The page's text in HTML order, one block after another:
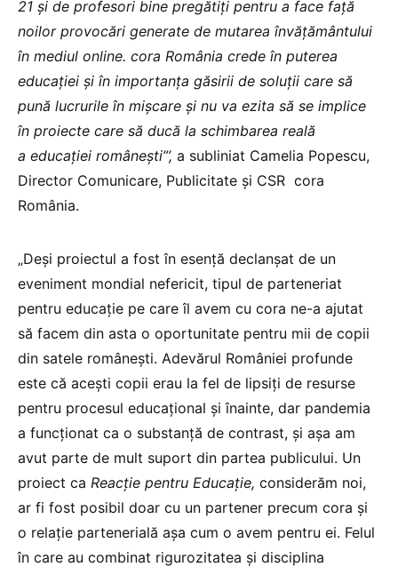
21 și de profesori bine pregătiți pentru a face față
noilor provocări generate de mutarea învățământului
în mediul online. cora România crede în puterea
educației și în importanța găsirii de soluții care să
pună lucrurile în mișcare și nu va ezita să se implice
în proiecte care să ducă la schimbarea reală
a educației românești”’, a subliniat Camelia Popescu,
Director Comunicare, Publicitate și CSR cora
România.
„Deși proiectul a fost în esență declanșat de un
eveniment mondial nefericit, tipul de parteneriat
pentru educație pe care îl avem cu cora ne-a ajutat
să facem din asta o oportunitate pentru mii de copii
din satele românești. Adevărul României profunde
este că acești copii erau la fel de lipsiți de resurse
pentru procesul educațional și înainte, dar pandemia
a funcționat ca o substanță de contrast, și așa am
avut parte de mult suport din partea publicului. Un
proiect ca Reacție pentru Educație, considerăm noi,
ar fi fost posibil doar cu un partener precum cora și
o relație partenerială așa cum o avem pentru ei. Felul
în care au combinat rigurozitatea și disciplina